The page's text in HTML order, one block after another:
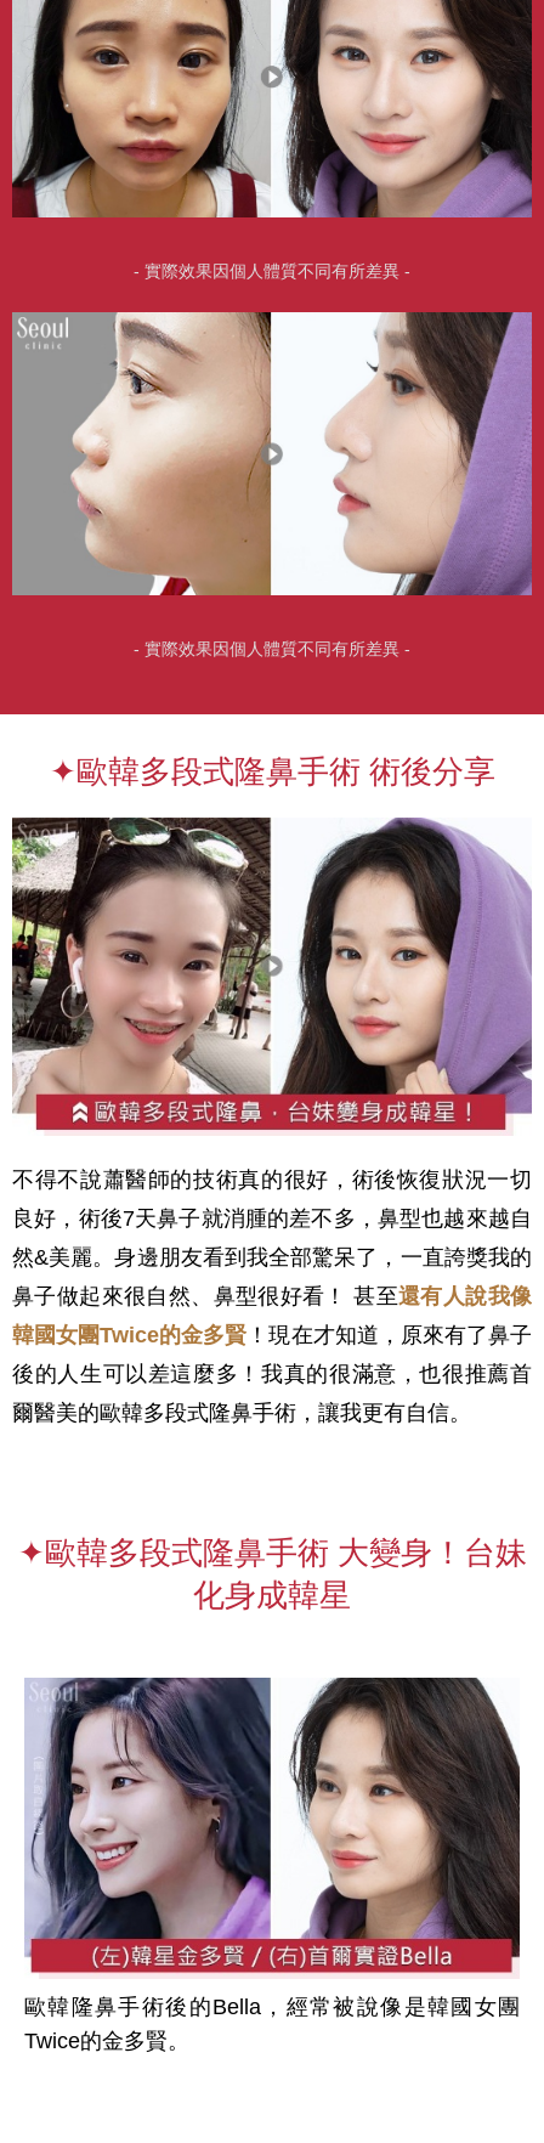
- 實際效果因個人體質不同有所差異 -
- 實際效果因個人體質不同有所差異 -
✦歐韓多段式隆鼻手術 術後分享
不得不說蕭醫師的技術真的很好，術後恢復狀況一切
良好，術後7天鼻子就消腫的差不多，鼻型也越來越自
然&美麗。身邊朋友看到我全部驚呆了，一直誇獎我的
鼻子做起來很自然、鼻型很好看！ 甚至還有人說我像
韓國女團Twice的金多賢 ！現在才知道，原來有了鼻子
後的人生可以差這麼多！我真的很滿意，也很推薦首
爾醫美的歐韓多段式隆鼻手術，讓我更有自信。
✦歐韓多段式隆鼻手術 大變身！台妹
化身成韓星
歐韓隆鼻手術後的Bella，經常被說像是韓國女團
Twice的金多賢。